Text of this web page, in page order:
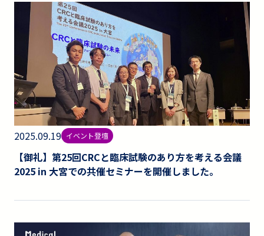
2025.09.19 イベント登壇
【御礼】第25回CRCと臨床試験のあり方を考える会議
2025 in 大宮での共催セミナーを開催しました。